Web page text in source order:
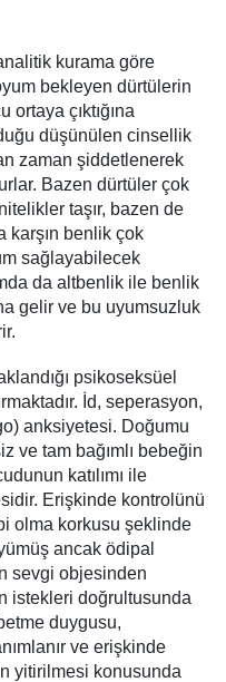
kurama göre
bekleyen dürtülerin
ortaya çıktığına
düşünülen cinsellik
zaman şiddetlenerek
Bazen dürtüler çok
taşır, bazen de
karşın benlik çok
sağlayabilecek
da altbenlik ile benlik
gelir ve bu uyumsuzluk
psikoseksüel
İd, seperasyon,
anksiyetesi. Doğumu
ve tam bağımlı bebeğin
katılımı ile
Erişkinde kontrolünü
olma korkusu şeklinde
ancak ödipal
sevgi objesinden
istekleri doğrultusunda
duygusu,
ve erişkinde
yitirilmesi konusunda